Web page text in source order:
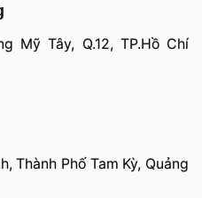
Mỹ Tây, Q.12, TP.Hồ Chí
Thành Phố Tam Kỳ, Quảng